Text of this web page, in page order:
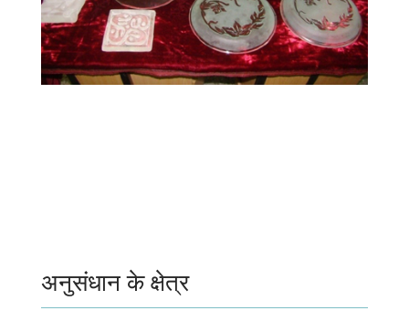
अनुसंधान के क्षेत्र